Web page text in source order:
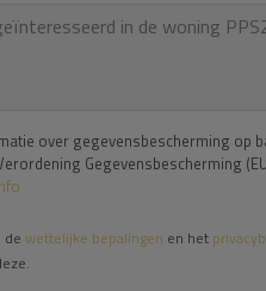
over gegevensbescherming op
Gegevensbescherming
de wettelijke bepalingen en het